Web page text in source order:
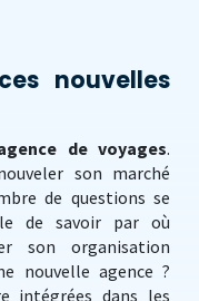
nouvelles
de voyages.
son marché
de questions se
de savoir par où
son organisation
nouvelle agence ?
intégrées dans les